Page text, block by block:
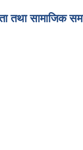
तथा सामाजिक